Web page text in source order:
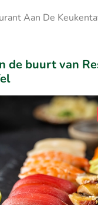
Aan De
de buurt van